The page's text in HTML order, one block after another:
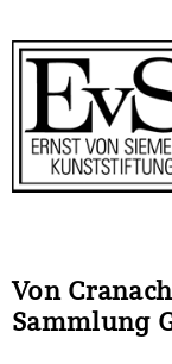
Von
Sammlung
Gremien
Presse und
Ankauf
Restaurierungen